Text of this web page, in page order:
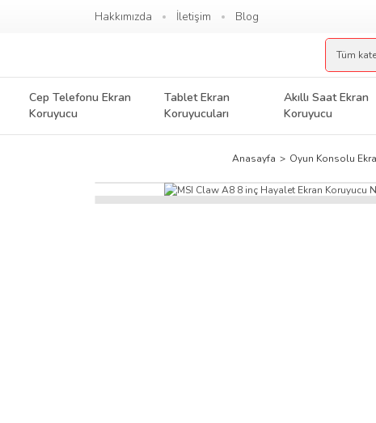
Hakkımızda İletişim Blog
Cep Telefonu Ekran
Koruyucu
Tablet Ekran
Koruyucuları
Akıllı Saat Ekran
Koruyucu
Anasayfa Oyun Konsolu